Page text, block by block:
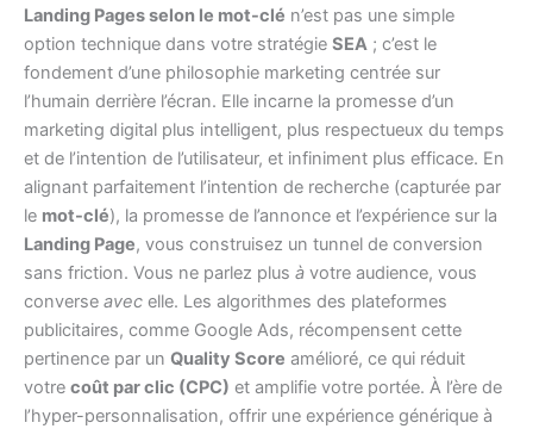
Landing Pages selon le mot-clé n’est pas une simple
option technique dans votre stratégie SEA ; c’est le
fondement d’une philosophie marketing centrée sur
l’humain derrière l’écran. Elle incarne la promesse d’un
marketing digital plus intelligent, plus respectueux du temps
et de l’intention de l’utilisateur, et infiniment plus efficace. En
alignant parfaitement l’intention de recherche (capturée par
le mot-clé), la promesse de l’annonce et l’expérience sur la
Landing Page, vous construisez un tunnel de conversion
sans friction. Vous ne parlez plus à votre audience, vous
converse avec elle. Les algorithmes des plateformes
publicitaires, comme Google Ads, récompensent cette
pertinence par un Quality Score amélioré, ce qui réduit
votre coût par clic (CPC) et amplifie votre portée. À l’ère de
l’hyper-personnalisation, offrir une expérience générique à